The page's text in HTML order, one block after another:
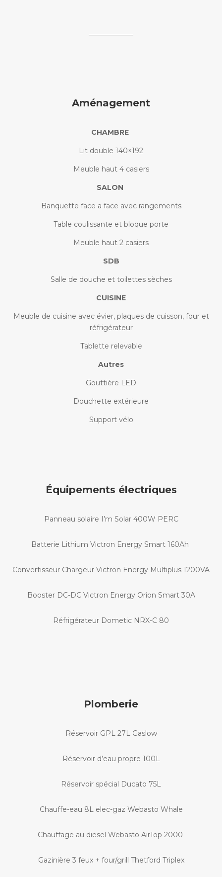
Aménagement
CHAMBRE
Lit double 140×192
Meuble haut 4 casiers
SALON
Banquette face a face avec rangements
Table coulissante et bloque porte
Meuble haut 2 casiers
SDB
Salle de douche et toilettes sèches
CUISINE
Meuble de cuisine avec évier, plaques de cuisson, four et
réfrigérateur
Tablette relevable
Autres
Gouttière LED
Douchette extérieure
Support vélo
Équipements électriques
Panneau solaire I’m Solar 400W PERC
Batterie Lithium Victron Energy Smart 160Ah
Convertisseur Chargeur Victron Energy Multiplus 1200VA
Booster DC-DC Victron Energy Orion Smart 30A
Réfrigérateur Dometic NRX-C 80
Plomberie
Réservoir GPL 27L Gaslow
Réservoir d’eau propre 100L
Réservoir spécial Ducato 75L
Chauffe-eau 8L elec-gaz Webasto Whale
Chauffage au diesel Webasto AirTop 2000
Gazinière 3 feux + four/grill Thetford Triplex